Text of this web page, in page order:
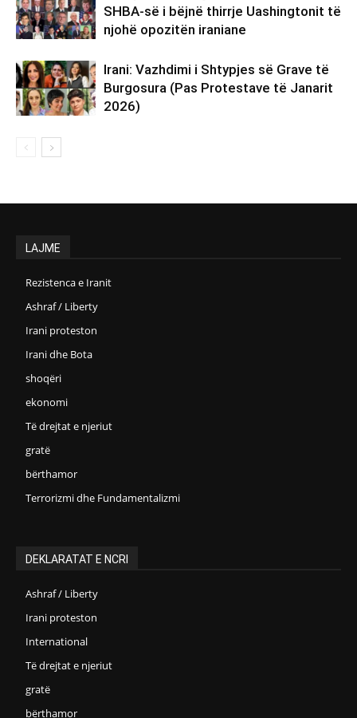
SHBA-së i bëjnë thirrje Uashingtonit të
njohë opozitën iraniane
Irani: Vazhdimi i Shtypjes së Grave të
Burgosura (Pas Protestave të Janarit
2026)
LAJME
Rezistenca e Iranit
Ashraf / Liberty
Irani proteston
Irani dhe Bota
shoqëri
ekonomi
Të drejtat e njeriut
gratë
bërthamor
Terrorizmi dhe Fundamentalizmi
DEKLARATAT E NCRI
Ashraf / Liberty
Irani proteston
International
Të drejtat e njeriut
gratë
bërthamor